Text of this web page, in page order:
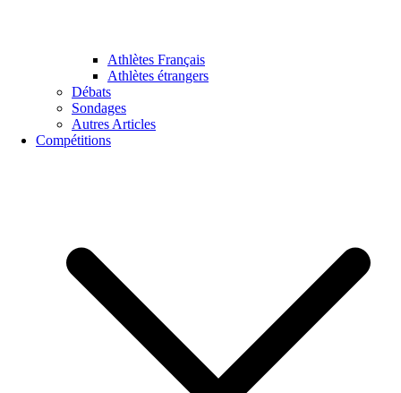
Athlètes Français
Athlètes étrangers
Débats
Sondages
Autres Articles
Compétitions